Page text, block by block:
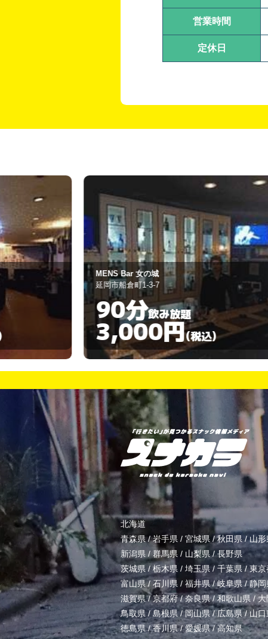
営業時間
定休日
卑弥呼
延岡市船倉町2-4-17
90分飲み放題
3,000円(税込)
北海道
青森県/岩手県 / 宮城県 /秋田県 /山形
新潟県 / 群馬県 / 山梨県/長野県
茨城県 / 栃木県 / 埼玉県/ 千葉県 /東京
富山県/ 石川県 / 福井県/岐阜県/静岡
滋賀県/京都府/奈良県/和歌山県 /大
鳥取県/島根県/岡山県/広島県/山口
徳島県/香川県/愛媛県/高知県